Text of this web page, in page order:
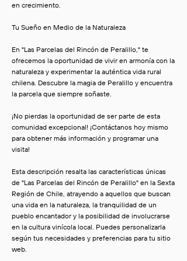
en crecimiento.
Tu Sueño en Medio de la Naturaleza
En "Las Parcelas del Rincón de Peralillo," te
ofrecemos la oportunidad de vivir en armonía con la
naturaleza y experimentar la auténtica vida rural
chilena. Descubre la magia de Peralillo y encuentra
la parcela que siempre soñaste.
¡No pierdas la oportunidad de ser parte de esta
comunidad excepcional! ¡Contáctanos hoy mismo
para obtener más información y programar una
visita!
Esta descripción resalta las características únicas
de "Las Parcelas del Rincón de Peralillo" en la Sexta
Región de Chile, atrayendo a aquellos que buscan
una vida en la naturaleza, la tranquilidad de un
pueblo encantador y la posibilidad de involucrarse
en la cultura vinícola local. Puedes personalizarla
según tus necesidades y preferencias para tu sitio
web.